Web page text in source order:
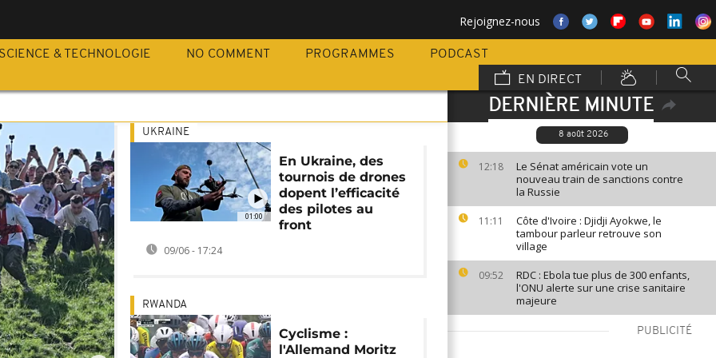
Rejoignez-nous
SCIENCE & TECHNOLOGIE NO COMMENT PROGRAMMES
PODCAST
EN DIRECT
DERNIÈRE MINUTE
8 août 2026
12:18
Le Sénat américain vote un
nouveau train de sanctions contre
la Russie
11:11
Côte d'Ivoire : Djidji Ayokwe, le
tambour parleur retrouve son
village
09:52
RDC : Ebola tue plus de 300 enfants,
l'ONU alerte sur une crise sanitaire
majeure
PUBLICITÉ
01:00
UKRAINE
En Ukraine, des
tournois de drones
dopent l’efficacité
des pilotes au
front
09/06 - 17:24
RWANDA
Cyclisme :
l'Allemand Moritz